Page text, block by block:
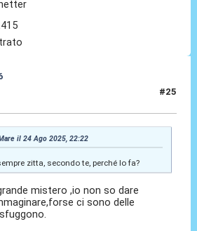
#25
il 24 Ago 2025, 22:22
zitta, secondo te, perché lo fa?
mistero ,io non so dare
ci sono delle